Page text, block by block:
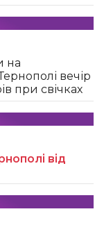
на
вечір
при свічках
від